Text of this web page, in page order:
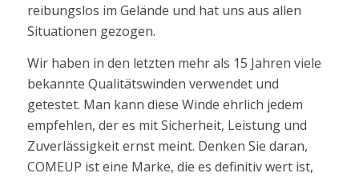
reibungslos im Gelände und hat uns aus allen
Situationen gezogen.
Wir haben in den letzten mehr als 15 Jahren viele
bekannte Qualitätswinden verwendet und
getestet. Man kann diese Winde ehrlich jedem
empfehlen, der es mit Sicherheit, Leistung und
Zuverlässigkeit ernst meint. Denken Sie daran,
COMEUP ist eine Marke, die es definitiv wert ist,